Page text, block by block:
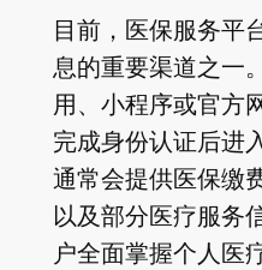
目前，医保服务平
息的重要渠道之一
用、小程序或官方
完成身份认证后进
通常会提供医保缴
以及部分医疗服务
户全面掌握个人医